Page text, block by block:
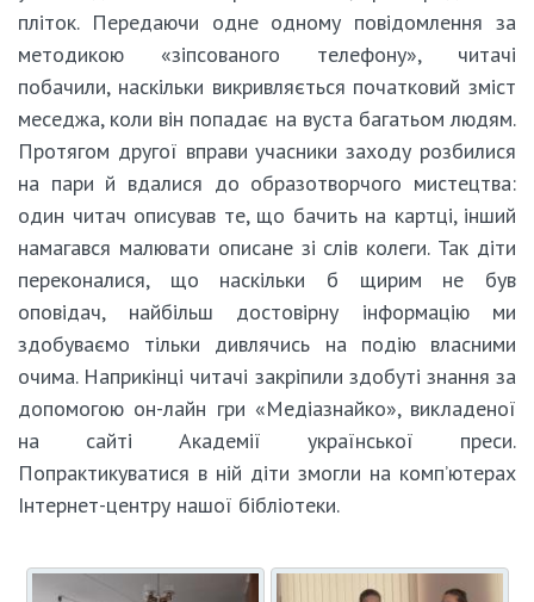
пліток. Передаючи одне одному повідомлення за
методикою «зіпсованого телефону», читачі
побачили, наскільки викривляється початковий зміст
меседжа, коли він попадає на вуста багатьом людям.
Протягом другої вправи учасники заходу розбилися
на пари й вдалися до образотворчого мистецтва:
один читач описував те, що бачить на картці, інший
намагався малювати описане зі слів колеги. Так діти
переконалися, що наскільки б щирим не був
оповідач, найбільш достовірну інформацію ми
здобуваємо тільки дивлячись на подію власними
очима. Наприкінці читачі закріпили здобуті знання за
допомогою он-лайн гри «Медіазнайко», викладеної
на сайті Академії української преси.
Попрактикуватися в ній діти змогли на комп’ютерах
Інтернет-центру нашої бібліотеки.